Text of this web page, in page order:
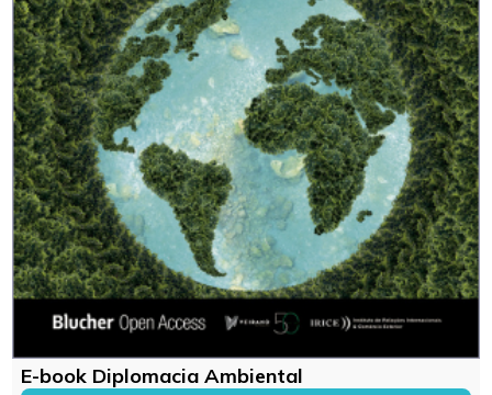
E-book Diplomacia Ambiental